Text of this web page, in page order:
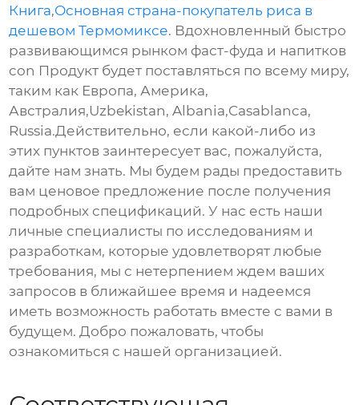
Книга,Основная страна-покупатель риса в
дешевом Термомиксе. Вдохновленный быстро
развивающимся рынком фаст-фуда и напитков
con Продукт будет поставляться по всему миру,
таким как Европа, Америка,
Австралия,Uzbekistan, Albania,Casablanca,
Russia.Действительно, если какой-либо из
этих пунктов заинтересует вас, пожалуйста,
дайте нам знать. Мы будем рады предоставить
вам ценовое предложение после получения
подробных спецификаций. У нас есть наши
личные специалисты по исследованиям и
разработкам, которые удовлетворят любые
требования, мы с нетерпением ждем ваших
запросов в ближайшее время и надеемся
иметь возможность работать вместе с вами в
будущем. Добро пожаловать, чтобы
ознакомиться с нашей организацией.